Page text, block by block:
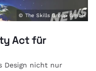
© The Skills Group GmbH
Act für
Design nicht nur